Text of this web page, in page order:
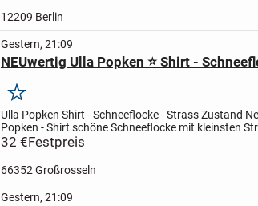
12209 Berlin
Gestern, 21:09
NEUwertig Ulla Popken ⭐ Shirt -
Merken
Ulla Popken Shirt - Schneeflocke - StrassZustand
Popken - Shirt schöne Schneeflocke mit kleinsten
fehlt !)Grösse 50 / 52 – sehr guter...
32 €Festpreis
66352 Großrosseln
Gestern, 21:09